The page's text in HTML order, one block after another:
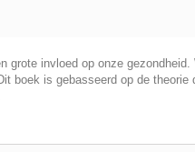
invloed op onze
is gebasseerd op de